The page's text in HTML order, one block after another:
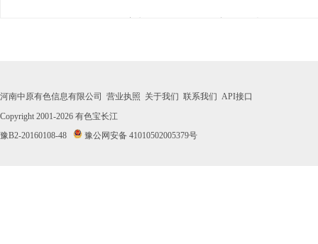
· 2026年07月28日有色宝长江金属铬价格市场行情
· 2026年07月27日有色宝长江金属铬价格市场行情
河南中原有色信息有限公司 营业执照 关于我们 联系我们 API接口
Copyright 2001-2026 有色宝长江
豫B2-20160108-48
豫公网安备 41010502005379号